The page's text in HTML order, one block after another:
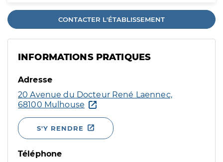
CONTACTER L'ÉTABLISSEMENT
INFORMATIONS PRATIQUES
Adresse
20 Avenue du Docteur René Laennec,
68100 Mulhouse
S'Y RENDRE
Téléphone